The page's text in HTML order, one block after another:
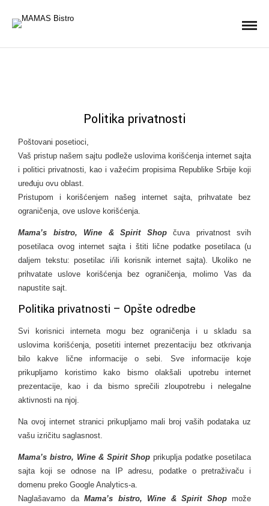
Politika privatnosti
Poštovani posetioci,
Vaš pristup našem sajtu podleže uslovima korišćenja internet sajta
i politici privatnosti, kao i važećim propisima Republike Srbije koji
uređuju ovu oblast.
Pristupom i korišćenjem našeg internet sajta, prihvatate bez
ograničenja, ove uslove korišćenja.
Mama’s bistro, Wine & Spirit Shopčuva privatnost svih
posetilaca ovog internet sajta i štiti lične podatke posetilaca (u
daljem tekstu: posetilac i/ili korisnik internet sajta). Ukoliko ne
prihvatate uslove korišćenja bez ograničenja, molimo Vas da
napustite sajt.
Politika privatnosti – Opšte odredbe
Svi korisnici interneta mogu bez ograničenja i u skladu sa
uslovima korišćenja, posetiti internet prezentaciju bez otkrivanja
bilo kakve lične informacije o sebi. Sve informacije koje
prikupljamo koristimo kako bismo olakšali upotrebu internet
prezentacije, kao i da bismo sprečili zloupotrebu i nelegalne
aktivnosti na njoj.
Na ovoj internet stranici prikupljamo mali broj vaših podataka uz
vašu izričitu saglasnost.
Mama’s bistro, Wine & Spirit Shop prikuplja podatke posetilaca
sajta koji se odnose na IP adresu, podatke o pretraživaču i
domenu preko Google Analytics-a.
Naglašavamo da Mama’s bistro, Wine & Spirit Shopmože